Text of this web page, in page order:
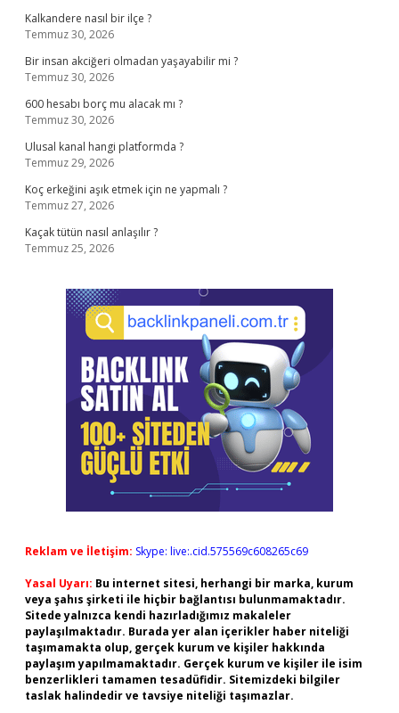
Kalkandere nasıl bir ilçe ?
Temmuz 30, 2026
Bir insan akciğeri olmadan yaşayabilir mi ?
Temmuz 30, 2026
600 hesabı borç mu alacak mı ?
Temmuz 30, 2026
Ulusal kanal hangi platformda ?
Temmuz 29, 2026
Koç erkeğini aşık etmek için ne yapmalı ?
Temmuz 27, 2026
Kaçak tütün nasıl anlaşılır ?
Temmuz 25, 2026
Reklam ve İletişim: Skype: live:.cid.575569c608265c69
Yasal Uyarı: Bu internet sitesi, herhangi bir marka, kurum
veya şahıs şirketi ile hiçbir bağlantısı bulunmamaktadır.
Sitede yalnızca kendi hazırladığımız makaleler
paylaşılmaktadır. Burada yer alan içerikler haber niteliği
taşımamakta olup, gerçek kurum ve kişiler hakkında
paylaşım yapılmamaktadır. Gerçek kurum ve kişiler ile isim
benzerlikleri tamamen tesadüfidir. Sitemizdeki bilgiler
taslak halindedir ve tavsiye niteliği taşımazlar.